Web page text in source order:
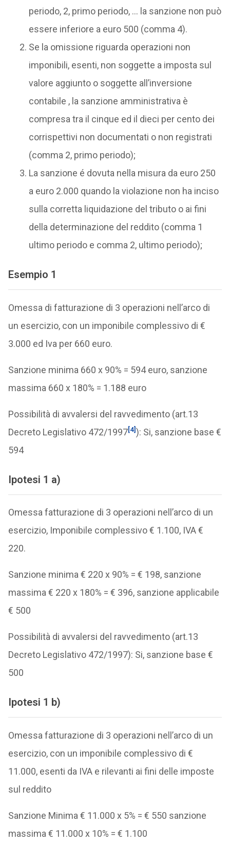
periodo, 2, primo periodo, … la sanzione non può
essere inferiore a euro 500 (comma 4).
Se la omissione riguarda operazioni non
imponibili, esenti, non soggette a imposta sul
valore aggiunto o soggette all’inversione
contabile , la sanzione amministrativa è
compresa tra il cinque ed il dieci per cento dei
corrispettivi non documentati o non registrati
(comma 2, primo periodo);
La sanzione é dovuta nella misura da euro 250
a euro 2.000 quando la violazione non ha inciso
sulla corretta liquidazione del tributo o ai fini
della determinazione del reddito (comma 1
ultimo periodo e comma 2, ultimo periodo);
Esempio 1
Omessa di fatturazione di 3 operazioni nell’arco di
un esercizio, con un imponibile complessivo di €
3.000 ed Iva per 660 euro.
Sanzione minima 660 x 90% = 594 euro, sanzione
massima 660 x 180% = 1.188 euro
Possibilità di avvalersi del ravvedimento (art.13
Decreto Legislativo 472/1997[4]): Si, sanzione base €
594
Ipotesi 1 a)
Omessa fatturazione di 3 operazioni nell’arco di un
esercizio, Imponibile complessivo € 1.100, IVA €
220.
Sanzione minima € 220 x 90% = € 198, sanzione
massima € 220 x 180% = € 396, sanzione applicabile
€ 500
Possibilità di avvalersi del ravvedimento (art.13
Decreto Legislativo 472/1997): Si, sanzione base €
500
potesi 1 b)
Omessa fatturazione di 3 operazioni nell’arco di un
esercizio, con un imponibile complessivo di €
11.000, esenti da IVA e rilevanti ai fini delle imposte
sul reddito
Sanzione Minima € 11.000 x 5% = € 550 sanzione
massima € 11.000 x 10% = € 1.100